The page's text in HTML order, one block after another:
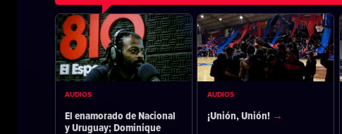
AUDIOS
El enamorado de Nacional
y Uruguay; Dominique
AUDIOS
¡Unión, Unión!